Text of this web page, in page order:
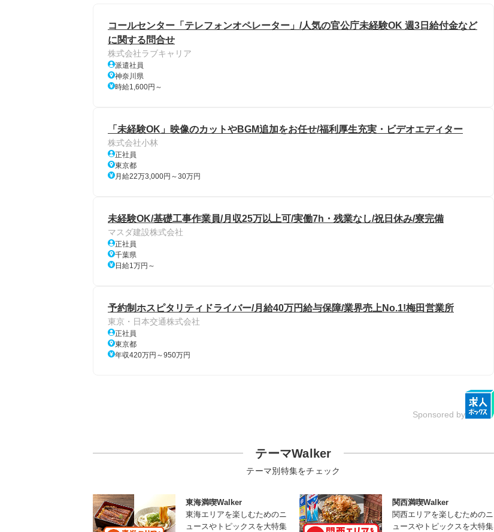
コールセンター「テレフォンオペレーター」/人気の官公庁未経験OK 週3日給付金など
に関する問合せ
株式会社ラブキャリア
派遣社員
神奈川県
時給1,600円～
「未経験OK」映像のカットやBGM追加をお任せ/福利厚生充実・ビデオエディター
株式会社小林
正社員
東京都
月給22万3,000円～30万円
未経験OK/基礎工事作業員/月収25万以上可/実働7h・残業なし/祝日休み/寮完備
マスダ建設株式会社
正社員
千葉県
日給1万円～
予約制ホスピタリティドライバー/月給40万円給与保障/業界売上No.1!梅田営業所
東京・日本交通株式会社
正社員
東京都
年収420万円～950万円
Sponsored by
テーマWalker
テーマ別特集をチェック
東海満喫Walker
東海エリアを楽しむためのニ
ュースやトピックスを大特集
関西満喫Walker
関西エリアを楽しむためのニ
ュースやトピックスを大特集